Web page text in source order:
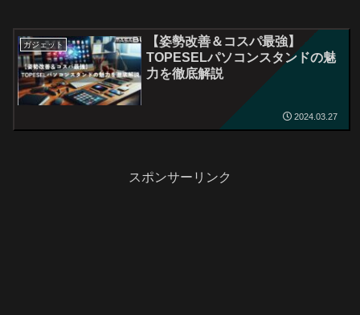
ガジェット
【姿勢改善＆コスパ最強】
TOPESELパソコンスタンドの魅
力を徹底解説
2024.03.27
スポンサーリンク